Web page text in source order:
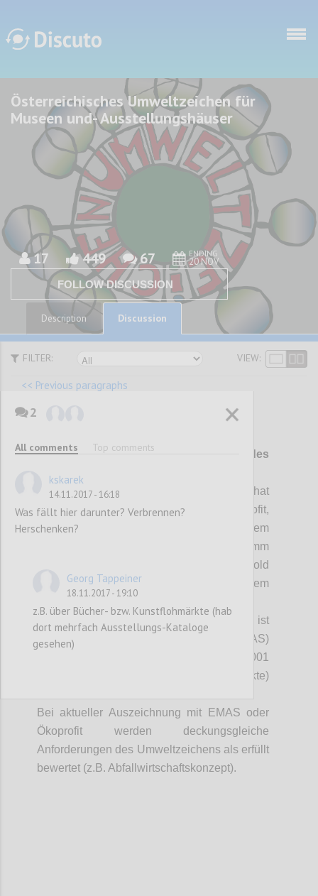
Discuto
Discuto
Österreichisches Umweltzeichen für
Museen und- Ausstellungshäuser
17 449 67 ENDING
20 NOV
FOLLOW DISCUSSION
Description Discussion
FILTER: VIEW:
<< Previous paragraphs
Umwelt- und Sozialstandards des
a) Der Betrieb bzw. der Betriebsstandort hat
an einem Umweltprogramm (Ökoprofit,
Klimabündnis, etc.) oder einem
entsprechenden Sozialprogramm
(familienfreundlicher Betrieb, NESTOR Gold
etc.) teilgenommen und ist ggf. gemäß diesem
b) Der Betrieb bzw. der Betriebsstandort ist
gemäß der Umwelt-Audit-Verordnung (EMAS)
(5 Punkte) eingetragen oder nach ISO 14001
(3 Punkte) oder ISO 50001 (2 Punkte)
Bei aktueller Auszeichnung mit EMAS oder
Ökoprofit werden deckungsgleiche
Anforderungen des Umweltzeichens als erfüllt
bewertet (z.B. Abfallwirtschaftskonzept).
2
All comments Top comments
kskarek
14.11.2017 - 16:18
Was fällt hier darunter? Verbrennen?
Herschenken?
Georg Tappeiner
18.11.2017 - 19:10
z.B. über Bücher- bzw. Kunstflohmärkte (hab
dort mehrfach Ausstellungs-Kataloge
gesehen)